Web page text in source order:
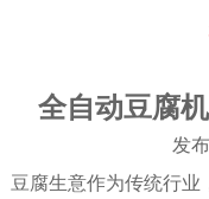
全自动豆腐
发
豆腐生意作为传统行业